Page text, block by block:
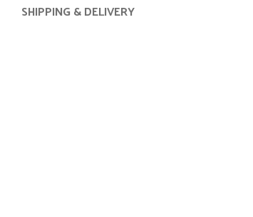
SHIPPING & DELIVERY